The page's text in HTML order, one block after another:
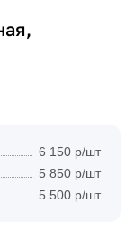
6 150 р/шт
5 850 р/шт
5 500 р/шт